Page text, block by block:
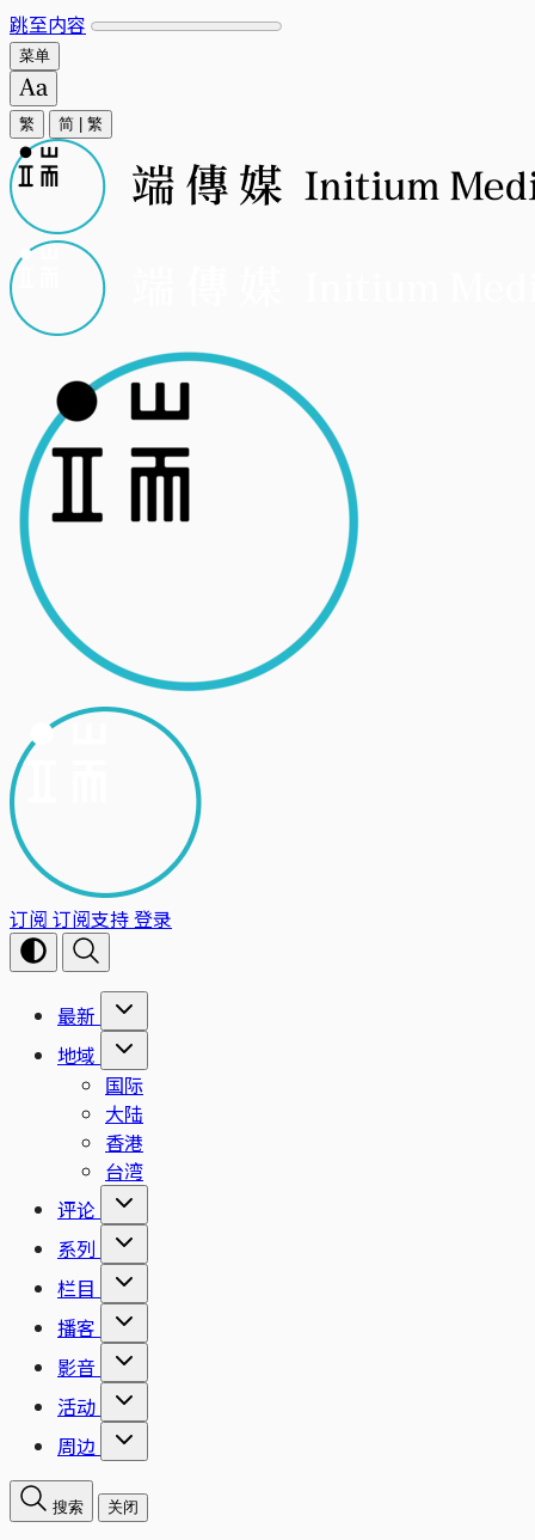
跳至内容
菜单
繁 简 繁
订阅 订阅支持登录
最新
地域
国际
大陆
香港
台湾
评论
系列
栏目
播客
影音
活动
周边
搜索 关闭